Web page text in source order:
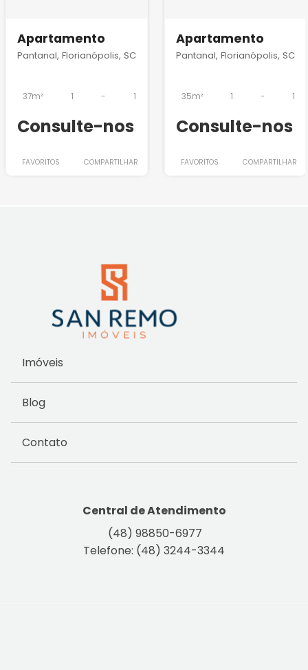
Apartamento
Pantanal, Florianópolis, SC
37m² 1 - 1
Consulte-nos
FAVORITOS COMPARTILHAR
Apartamento
Pantanal, Florianópolis, SC
35m² 1 - 1
Consulte-nos
FAVORITOS COMPARTILHAR
Imóveis
Blog
Contato
Central de Atendimento
(48) 98850-6977
Telefone: (48) 3244-3344